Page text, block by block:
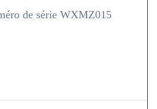
de série WXMZ015